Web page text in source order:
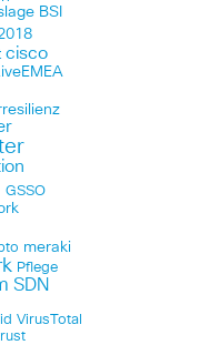
BSI
cisco
GSSO
meraki
Pflege
SDN
VirusTotal